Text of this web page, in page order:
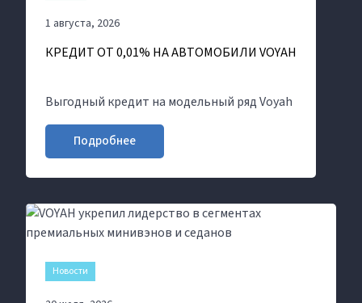
1 августа, 2026
КРЕДИТ ОТ 0,01% НА АВТОМОБИЛИ VOYAH
Выгодный кредит на модельный ряд Voyah
Подробнее
Новости